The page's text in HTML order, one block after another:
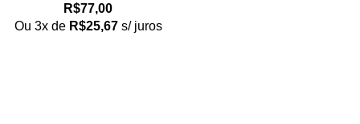
(volume 1 ENSINO
MÉDIO)
R$77,00
Ou 3x de R$25,67 s/ juros